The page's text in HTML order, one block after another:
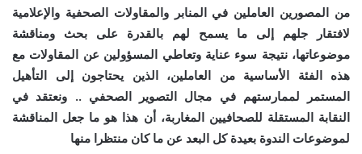
من المصورين العاملين في المنابر والمقاولات الصحفية والإعلامية
لافتقار جلهم إلى ما يسمح لهم بالقدرة على بحث ومناقشة
موضوعاتها، نتيجة سوء عناية وتعاطي المسؤولين عن المقاولات مع
هذه الفئة الأساسية من العاملين، الذين يحتاجون إلى التأهيل
المستمر لممارستهم في مجال التصوير الصحفي .. ونعتقد في
النقابة المستقلة للصحافيين المغاربة، أن هذا هو ما جعل المناقشة
لموضوعات الندوة بعيدة كل البعد عن ما كان منتظرا منها